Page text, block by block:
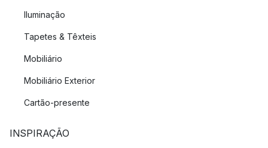
Iluminação
Tapetes & Têxteis
Mobiliário
Mobiliário Exterior
Cartão-presente
INSPIRAÇÃO